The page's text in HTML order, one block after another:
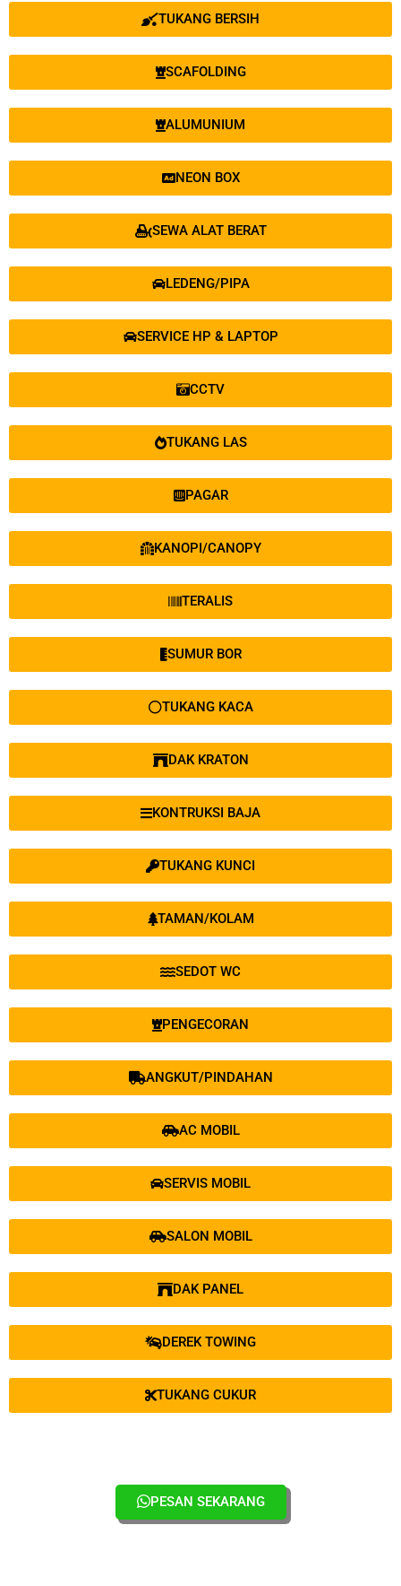
TUKANG BERSIH
SCAFOLDING
ALUMUNIUM
NEON BOX
SEWA ALAT BERAT
LEDENG/PIPA
SERVICE HP & LAPTOP
CCTV
TUKANG LAS
PAGAR
KANOPI/CANOPY
TERALIS
SUMUR BOR
TUKANG KACA
DAK KRATON
KONTRUKSI BAJA
TUKANG KUNCI
TAMAN/KOLAM
SEDOT WC
PENGECORAN
ANGKUT/PINDAHAN
AC MOBIL
SERVIS MOBIL
SALON MOBIL
DAK PANEL
DEREK TOWING
TUKANG CUKUR
PESAN SEKARANG